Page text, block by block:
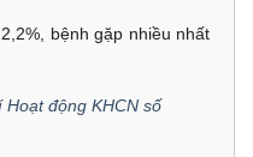
bệnh gặp nhiều nhất
Hoạt động KHCN số